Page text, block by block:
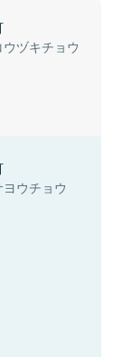
ヅキチョウ
ウチョウ